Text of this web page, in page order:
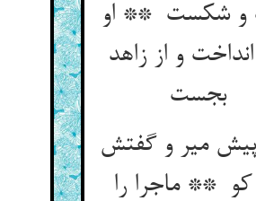
و شکست ** او
و از زاهد
بجست
میر و گفتش
کو ** ماجرا را